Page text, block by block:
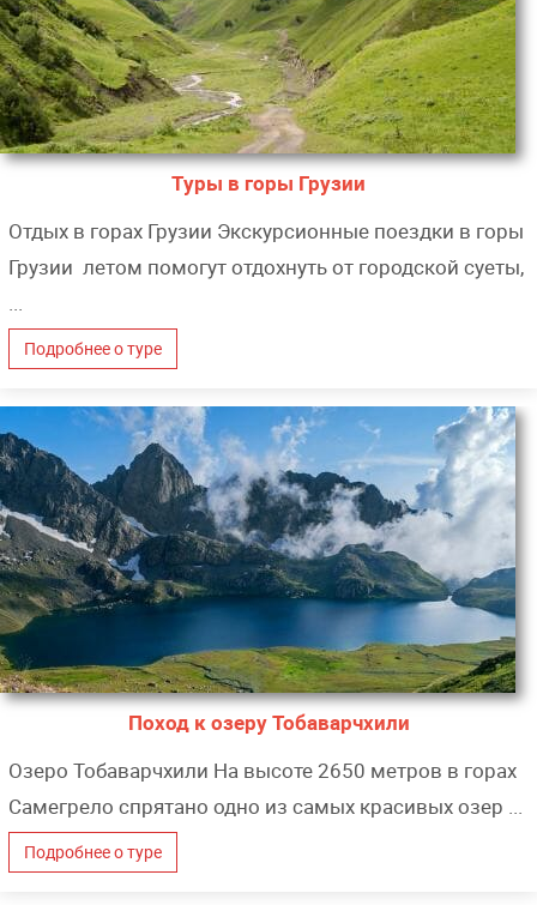
Туры в горы Грузии
Отдых в горах Грузии Экскурсионные поездки в горы
Грузии летом помогут отдохнуть от городской суеты,
...
Подробнее о туре
Поход к озеру Тобаварчхили
Озеро Тобаварчхили На высоте 2650 метров в горах
Самегрело спрятано одно из самых красивых озер ...
Подробнее о туре